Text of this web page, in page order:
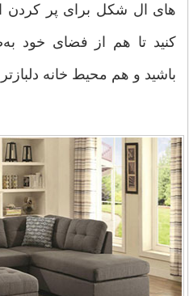
های ال شکل برای پر کردن
کنید تا هم از فضای خود
باشید و هم محیط خانه